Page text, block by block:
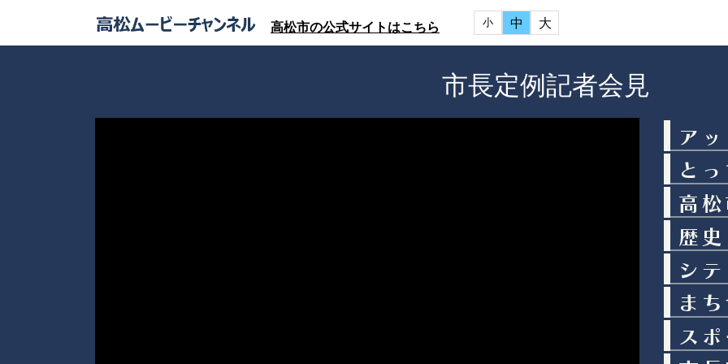
高松市の公式サイトはこちら 小 中 大
市長定例記者会見